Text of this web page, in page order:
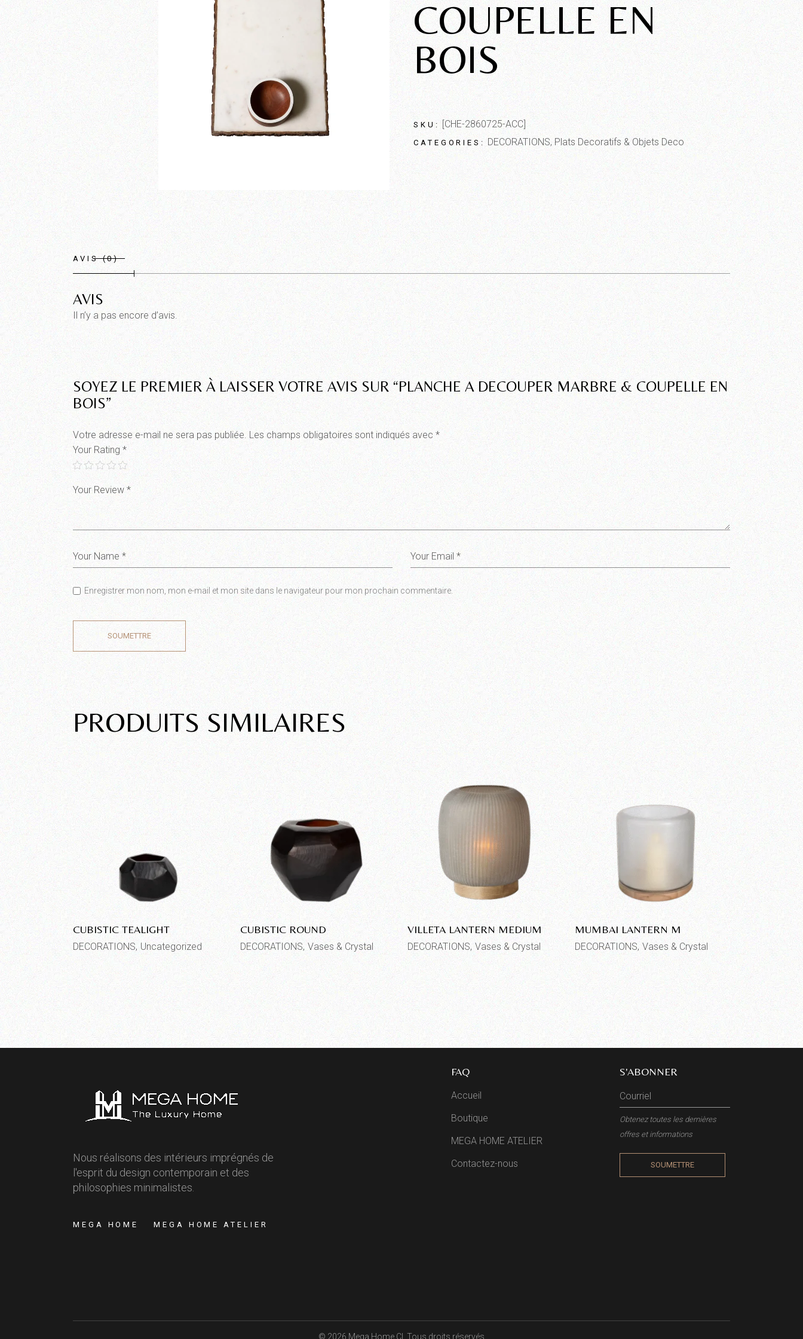
COUPELLE EN
BOIS
SKU: [CHE-2860725-ACC]
CATEGORIES: DECORATIONS, Plats Decoratifs & Objets Deco
AVIS (0)
AVIS
Il n’y a pas encore d’avis.
SOYEZ LE PREMIER À LAISSER VOTRE AVIS SUR “PLANCHE A DECOUPER MARBRE & COUPELLE EN
BOIS”
Votre adresse e-mail ne sera pas publiée. Les champs obligatoires sont indiqués avec *
Your Rating *
Enregistrer mon nom, mon e-mail et mon site dans le navigateur pour mon prochain commentaire.
SOUMETTRE
PRODUITS SIMILAIRES
CUBISTIC TEALIGHT
DECORATIONS Uncategorized
CUBISTIC ROUND
DECORATIONS Vases & Crystal
VILLETA LANTERN MEDIUM
DECORATIONS Vases & Crystal
MUMBAI LANTERN M
DECORATIONS Vases & Crystal
Nous réalisons des intérieurs imprégnés de
l'esprit du design contemporain et des
philosophies minimalistes.
MEGA HOME MEGA HOME ATELIER
FAQ
Accueil
Boutique
MEGA HOME ATELIER
Contactez-nous
S'ABONNER
Obtenez toutes les dernières
offres et informations
SOUMETTRE
© 2026 Mega Home CI , Tous droits réservés